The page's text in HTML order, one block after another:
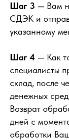
Шаг 3 — Вам
СДЭК и
указанному
Шаг 4 — Как
специалисты
склад, после
денежных
Возврат
дней с
обработки